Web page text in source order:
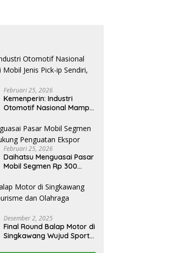
Februari 25, 2026
Kemenperin: Industri
Otomotif Nasional Mampu
ip Sendiri, Tak Perlu Impor
Februari 25, 2026
Daihatsu Menguasai Pasar
Mobil Segmen Rp 300
Ekspor
Desember 2, 2025
Final Round Balap Motor di
Singkawang Wujud Sports